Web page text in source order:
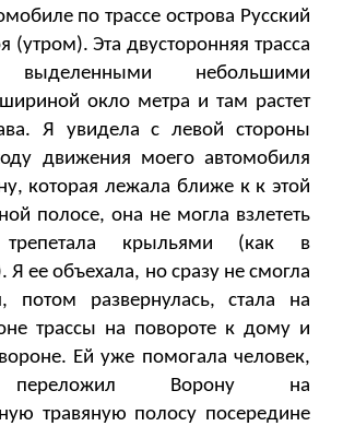
по трассе острова Русский
Эта двусторонняя трасса
выделенными небольшими
окло метра и там растет
Я увидела с левой стороны
движения моего автомобиля
которая лежала ближе к к этой
полосе, она не могла взлететь
крыльями (как в
Я ее объехала, но сразу не смогла
потом развернулась, стала на
трассы на повороте к дому и
Ей уже помогала человек,
переложил Ворону на
травяную полосу посередине